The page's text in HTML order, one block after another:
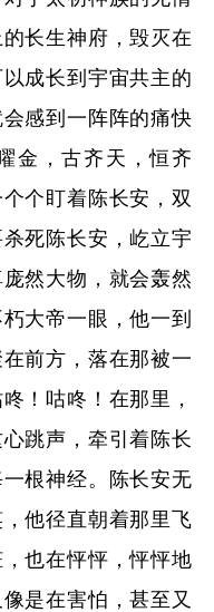
长生神府，毁灭在
成长到宇宙共主的
感到一阵阵的痛快
金，古齐天，恒齐
个盯着陈长安，双
死陈长安，屹立宇
然大物，就会轰然
大帝一眼，他一到
前方，落在那被一
！咕咚！在那里，
跳声，牵引着陈长
根神经。陈长安无
他径直朝着那里飞
也在怦怦，怦怦地
是在害怕，甚至又